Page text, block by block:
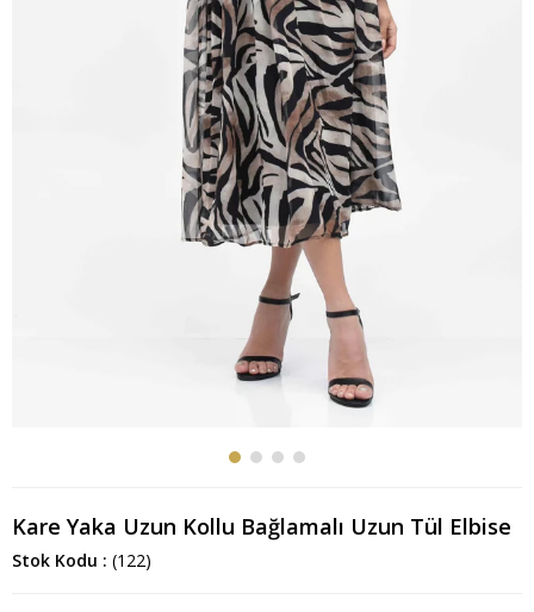
Kare Yaka Uzun Kollu Bağlamalı Uzun Tül Elbise
Stok Kodu (122)